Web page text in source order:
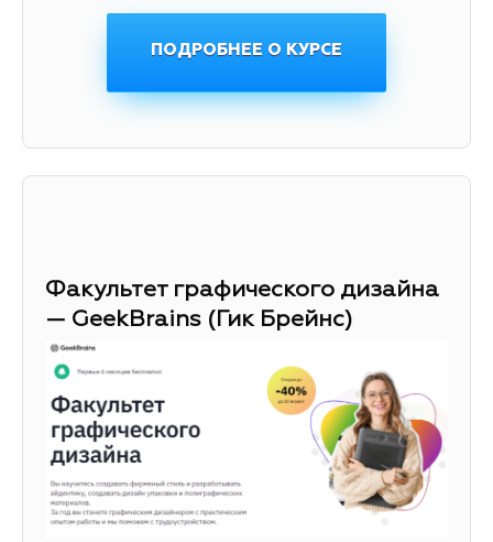
ПОДРОБНЕЕ О КУРСЕ
Факультет графического дизайна
— GeekBrains (Гик Брейнс)